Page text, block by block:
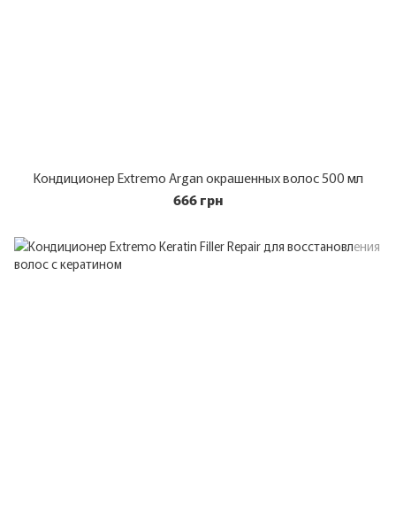
Кондиционер Extremo Argan окрашенных волос 500 мл
666 грн